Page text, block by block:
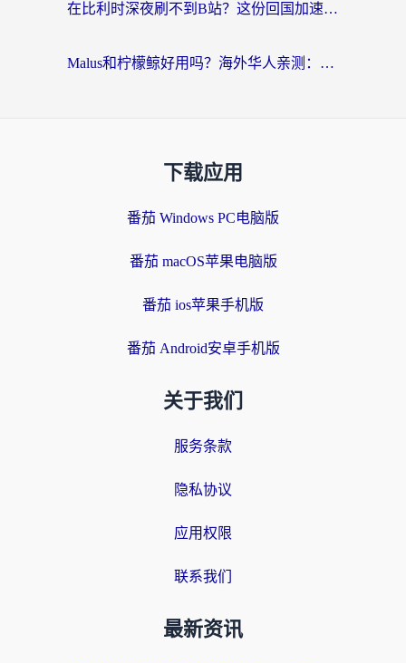
在比利时深夜刷不到B站？这份回国加速器避坑指南请收好
Malus和柠檬鲸好用吗？海外华人亲测：回国加速器怎么选才不踩坑？
下载应用
番茄 Windows PC电脑版
番茄 macOS苹果电脑版
番茄 ios苹果手机版
番茄 Android安卓手机版
关于我们
服务条款
隐私协议
应用权限
联系我们
最新资讯